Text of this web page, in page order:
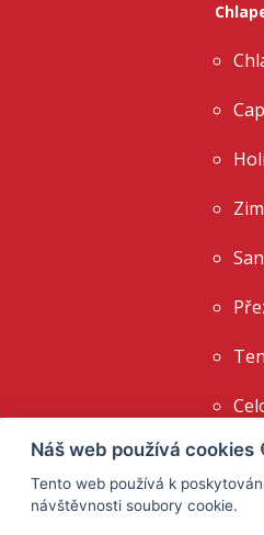
Náš web používá cookies
Tento web používá k
návštěvnosti soubory cookie.
Nastavení cookies